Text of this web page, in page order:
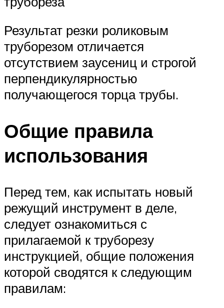
Результат резки роликовым
труборезом отличается
отсутствием заусениц и строгой
перпендикулярностью
получающегося торца трубы.
Общие правила
использования
Перед тем, как испытать новый
режущий инструмент в деле,
следует ознакомиться с
прилагаемой к труборезу
инструкцией, общие положения
которой сводятся к следующим
правилам: